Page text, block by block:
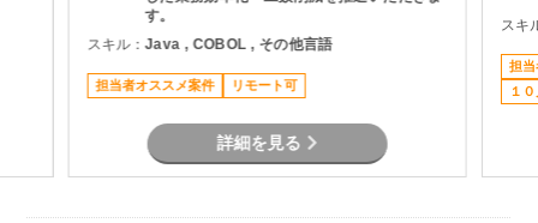
す。
スキル：Java , COBOL , その他言語
担当者オススメ案件 リモート可
詳細を見る
スキ
担当
１